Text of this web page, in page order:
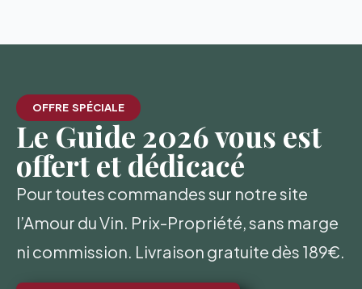
OFFRE SPÉCIALE
Le Guide 2026 vous est
offert et dédicacé
Pour toutes commandes sur notre site
l’Amour du Vin. Prix-Propriété, sans marge
ni commission. Livraison gratuite dès 189€.